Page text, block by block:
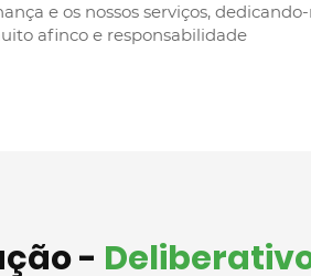
e os nossos serviços,
afinco e responsabilidade
-